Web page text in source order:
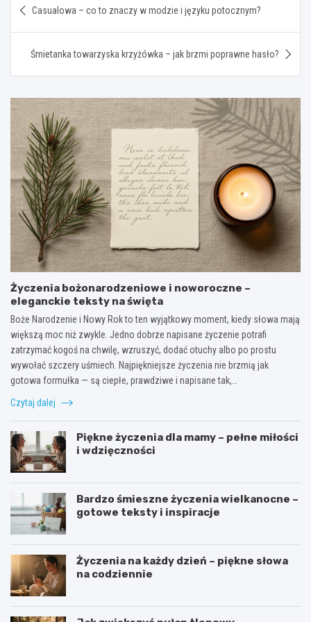
wpisu
Casualowa – co to znaczy w modzie i języku potocznym?
Śmietanka towarzyska krzyżówka – jak brzmi poprawne hasło?
Życzenia bożonarodzeniowe i noworoczne –
eleganckie teksty na święta
Boże Narodzenie i Nowy Rok to ten wyjątkowy moment, kiedy słowa mają
większą moc niż zwykle. Jedno dobrze napisane życzenie potrafi
zatrzymać kogoś na chwilę, wzruszyć, dodać otuchy albo po prostu
wywołać szczery uśmiech. Najpiękniejsze życzenia nie brzmią jak
gotowa formułka — są ciepłe, prawdziwe i napisane tak,…
Czytaj dalej
Piękne życzenia dla mamy – pełne miłości
i wdzięczności
Bardzo śmieszne życzenia wielkanocne –
gotowe teksty i inspiracje
Życzenia na każdy dzień – piękne słowa
na codziennie